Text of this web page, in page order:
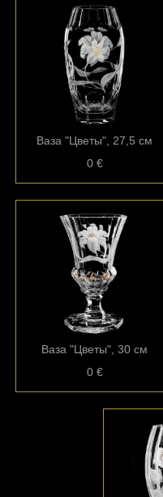
Ваза "Цветы", 27,5 см
0 €
Ваза "Цветы", 30 см
0 €